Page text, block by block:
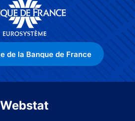
de la Banque de France
Webstat